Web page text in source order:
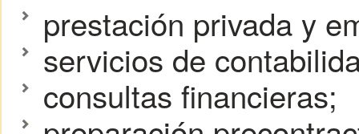
prestación privada y
servicios de
consultas financieras;